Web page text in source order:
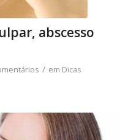
abscesso
/ em Dicas